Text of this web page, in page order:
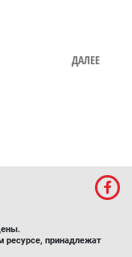
ДАЛЕЕ
ресурсе, принадлежат